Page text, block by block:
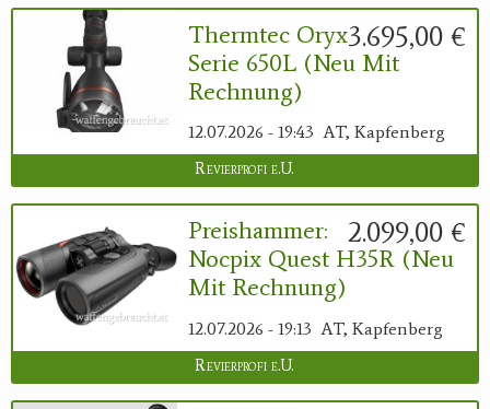
3.695,00 €
Thermtec Oryx
Serie 650L (neu Mit
Rechnung)
12.07.2026 - 19:43 AT, Kapfenberg
Revierprofi e.U.
2.099,00 €
Preishammer:
Nocpix Quest H35R (neu
Mit Rechnung)
12.07.2026 - 19:13 AT, Kapfenberg
Revierprofi e.U.